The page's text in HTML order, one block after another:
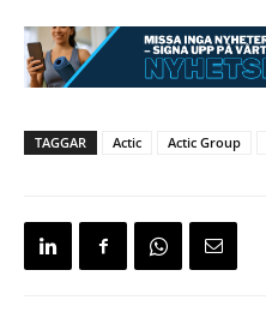
TAGGAR Actic Actic Group